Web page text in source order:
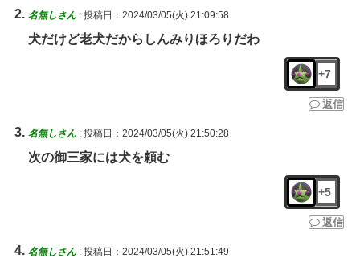
名無しさん : 投稿日：2024/03/05(火) 21:09:58
犬だけど老犬だからしんみりほろりだわ
+7
返信
名無しさん : 投稿日：2024/03/05(火) 21:50:28
次の御三家には犬を頼む
+5
返信
名無しさん : 投稿日：2024/03/05(火) 21:51:49